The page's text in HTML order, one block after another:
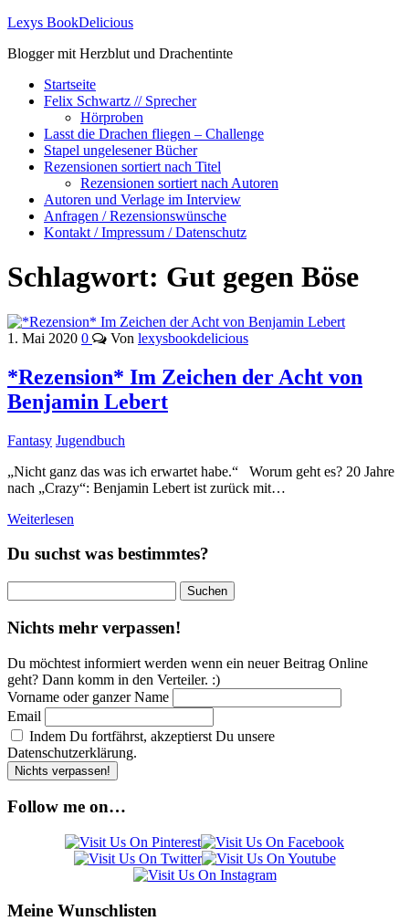
Lexys BookDelicious
Blogger mit Herzblut und Drachentinte
Startseite
Felix Schwartz // Sprecher
Hörproben
Lasst die Drachen fliegen – Challenge
Stapel ungelesener Bücher
Rezensionen sortiert nach Titel
Rezensionen sortiert nach Autoren
Autoren und Verlage im Interview
Anfragen / Rezensionswünsche
Kontakt / Impressum / Datenschutz
Schlagwort: Gut gegen Böse
1. Mai 2020 0 Von lexysbookdelicious
*Rezension* Im Zeichen der Acht von
Benjamin Lebert
Fantasy Jugendbuch
„Nicht ganz das was ich erwartet habe.“ Worum geht es? 20 Jahre
nach „Crazy“: Benjamin Lebert ist zurück mit…
Weiterlesen
Du suchst was bestimmtes?
nach:
Nichts mehr verpassen!
Du möchtest informiert werden wenn ein neuer Beitrag Online
geht? Dann komm in den Verteiler. :)
Vorname oder ganzer Name
Email
Indem Du fortfährst, akzeptierst Du unsere
Datenschutzerklärung.
Follow me on…
Meine Wunschlisten